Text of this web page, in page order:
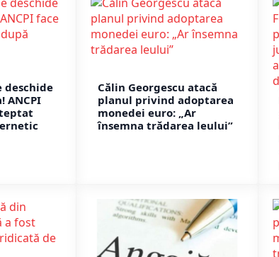
deschide
ANCPI
Călin Georgescu atacă
planul privind adoptarea
monedei euro: „Ar
însemna trădarea leului”